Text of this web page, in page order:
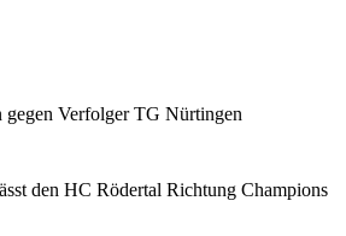
gegen Verfolger TG Nürtingen
den HC Rödertal Richtung Champions